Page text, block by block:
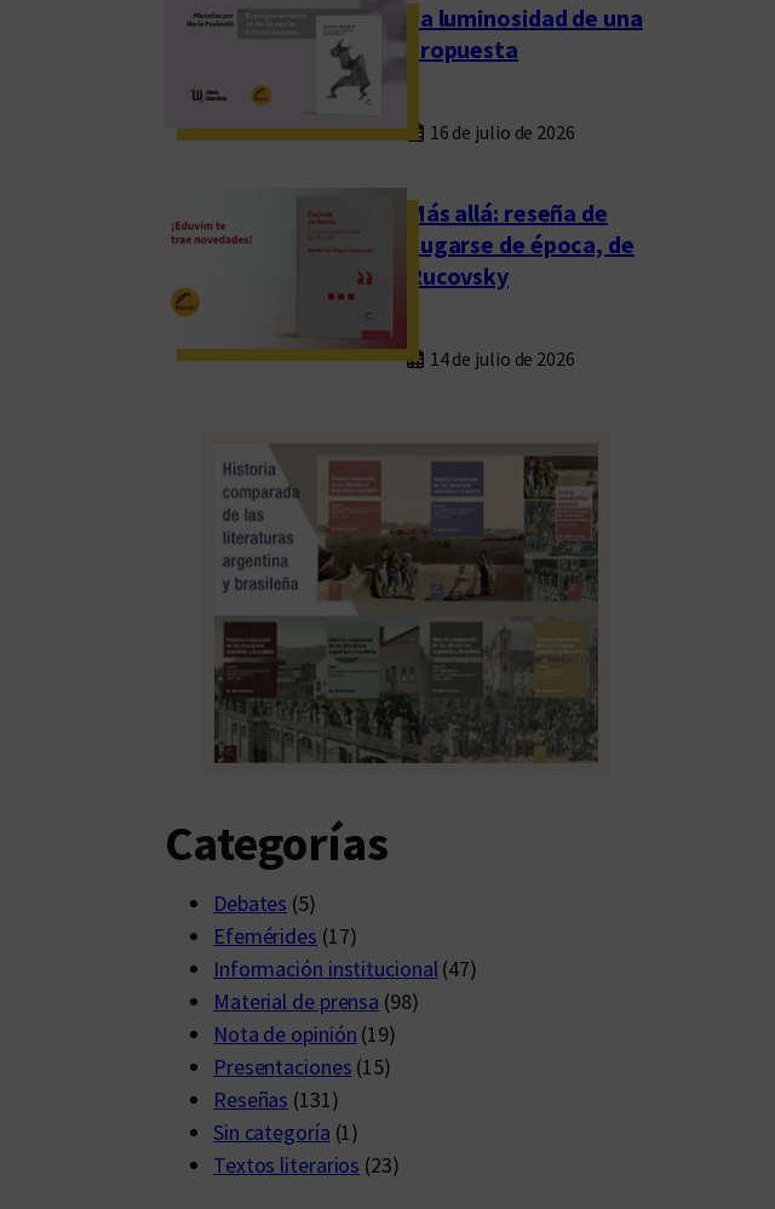
La luminosidad de una
propuesta
16 de julio de 2026
Más allá: reseña de
Fugarse de época, de
Rucovsky
14 de julio de 2026
Categorías
Debates (5)
Efemérides (17)
Información institucional(47)
Material de prensa (98)
Nota de opinión (19)
Presentaciones (15)
Reseñas (131)
Sin categoría (1)
Textos literarios (23)